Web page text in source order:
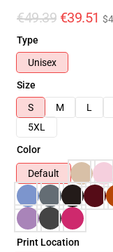
€49.39 €39.51
Type
Unisex
Size
S
M L
5XL
Color
Default
Print Location